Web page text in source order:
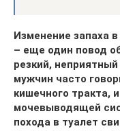
Изменение запаха
– еще один повод
резкий,
мужчин часто
кишечного тракта,
мочевыводящей
похода в туалет